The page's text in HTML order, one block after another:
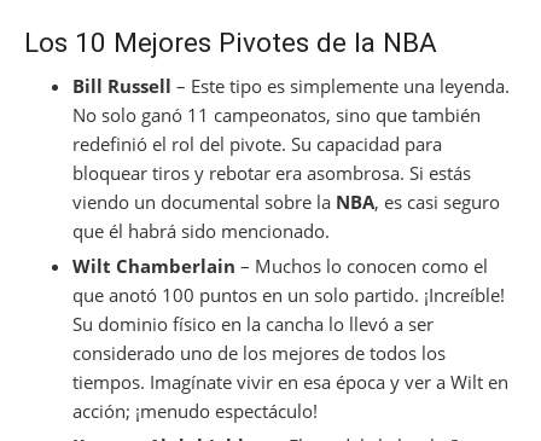
Los 10 Mejores Pivotes de la NBA
Bill Russell – Este tipo es simplemente una leyenda.
No solo ganó 11 campeonatos, sino que también
redefinió el rol del pivote. Su capacidad para
bloquear tiros y rebotar era asombrosa. Si estás
viendo un documental sobre la NBA, es casi seguro
que él habrá sido mencionado.
Wilt Chamberlain – Muchos lo conocen como el
que anotó 100 puntos en un solo partido. ¡Increíble!
Su dominio físico en la cancha lo llevó a ser
considerado uno de los mejores de todos los
tiempos. Imagínate vivir en esa época y ver a Wilt en
acción; ¡menudo espectáculo!